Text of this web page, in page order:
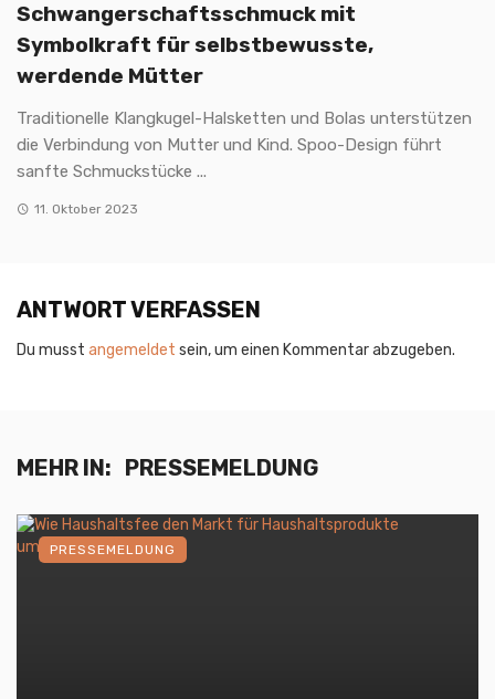
Schwangerschaftsschmuck mit
Symbolkraft für selbstbewusste,
werdende Mütter
Traditionelle Klangkugel-Halsketten und Bolas unterstützen
die Verbindung von Mutter und Kind. Spoo-Design führt
sanfte Schmuckstücke ...
11. Oktober 2023
ANTWORT VERFASSEN
Du musst angemeldet sein, um einen Kommentar abzugeben.
MEHR IN: PRESSEMELDUNG
PRESSEMELDUNG